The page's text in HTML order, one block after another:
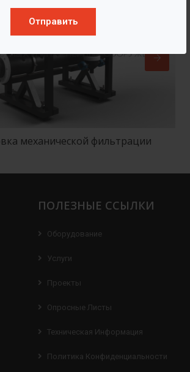
Отправить
механической фильтрации
ПОЛЕЗНЫЕ ССЫЛКИ
Оборудование
Услуги
Проекты
Опросные Листы
Техническая Информация
Политика Конфиденциальности